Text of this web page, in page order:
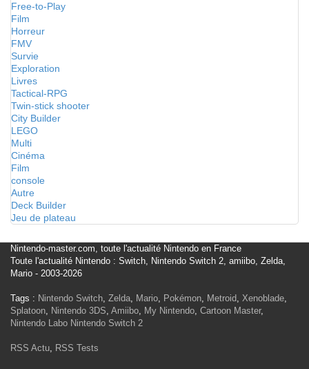
Free-to-Play
Film
Horreur
FMV
Survie
Exploration
Livres
Tactical-RPG
Twin-stick shooter
City Builder
LEGO
Multi
Cinéma
Film
console
Autre
Deck Builder
Jeu de plateau
Nintendo-master.com, toute l'actualité Nintendo en France
Toute l'actualité Nintendo : Switch, Nintendo Switch 2, amiibo, Zelda,
Mario - 2003-2026
Tags : Nintendo Switch, Zelda, Mario, Pokémon, Metroid, Xenoblade,
Splatoon, Nintendo 3DS, Amiibo, My Nintendo, Cartoon Master,
Nintendo Labo Nintendo Switch 2
RSS Actu, RSS Tests